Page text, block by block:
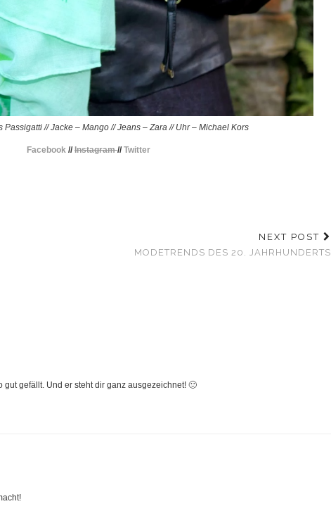
Passigatti // Jacke – Mango // Jeans – Zara // Uhr – Michael Kors
Facebook //Instagram//Twitter
NEXT POST
MODETRENDS DES 20. JAHRHUNDERTS
gut gefällt. Und er steht dir ganz ausgezeichnet! 🙂